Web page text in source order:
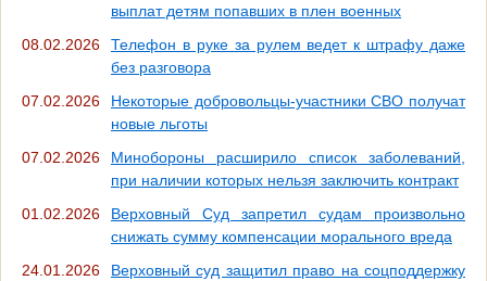
выплат детям попавших в плен военных
08.02.2026
Телефон в руке за рулем ведет к штрафу даже
без разговора
07.02.2026
Некоторые добровольцы-участники СВО получат
новые льготы
07.02.2026
Минобороны расширило список заболеваний,
при наличии которых нельзя заключить контракт
01.02.2026
Верховный Суд запретил судам произвольно
снижать сумму компенсации морального вреда
24.01.2026
Верховный суд защитил право на соцподдержку